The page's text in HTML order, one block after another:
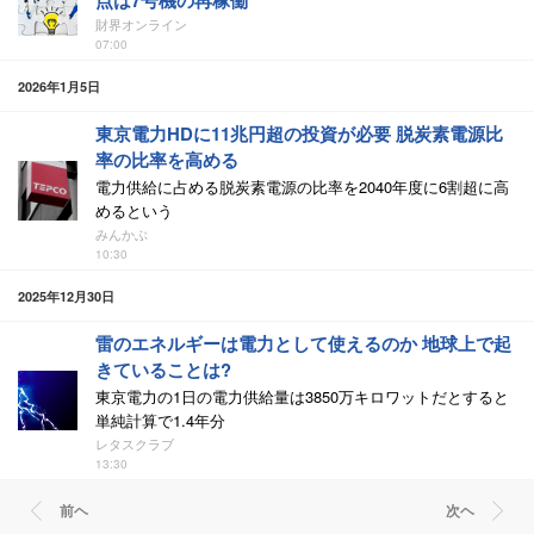
財界オンライン
07:00
2026年1月5日
東京電力HDに11兆円超の投資が必要 脱炭素電源比
率の比率を高める
電力供給に占める脱炭素電源の比率を2040年度に6割超に高
めるという
みんかぶ
10:30
2025年12月30日
雷のエネルギーは電力として使えるのか 地球上で起
きていることは?
東京電力の1日の電力供給量は3850万キロワットだとすると
単純計算で1.4年分
レタスクラブ
13:30
前ヘ 次ヘ